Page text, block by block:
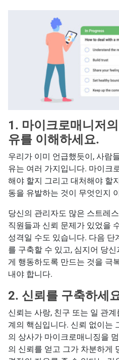
1. 마이크로매니저
유를 이해하세요.
우리가 이미 언급했듯이, 사람
유는 여러 가지입니다. 마이크
해야 할지 그리고 대처해야 할
동을 유발하는 것이 무엇인지
당신의 관리자도 많은 스트레
직원들과 신뢰 문제가 있었을
성격일 수도 있습니다. 다음 단
를 구축할 수 있고, 심지어 당
게 행동하도록 만드는 것을 극
내야 합니다.
2. 신뢰를 구축하세
신뢰는 사랑, 친구 또는 일 관
계의 핵심입니다. 신뢰 없이는
의 상사가 마이크로매니징을
의 신뢰를 얻고 그가 차분하게